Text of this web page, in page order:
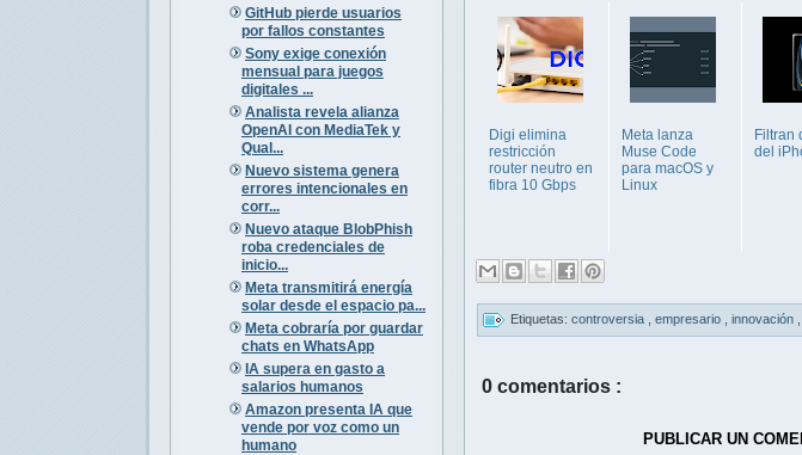
GitHub pierde usuarios
por fallos constantes
Sony exige conexión
mensual para juegos
digitales ...
Analista revela alianza
OpenAI con MediaTek y
Qual...
Nuevo sistema genera
errores intencionales en
corr...
Nuevo ataque BlobPhish
roba credenciales de
inicio...
Meta transmitirá energía
solar desde el espacio pa...
Meta cobraría por guardar
chats en WhatsApp
IA supera en gasto a
salarios humanos
Amazon presenta IA que
vende por voz como un
humano
Digi elimina
restricción
router neutro en
fibra 10 Gbps
Meta lanza
Muse Code
para macOS y
Linux
Filtran
del
Etiquetas: controversia empresario innovación
0 comentarios :
PUBLICAR UN